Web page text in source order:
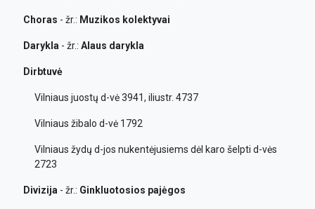
Choras - žr.: Muzikos kolektyvai
Darykla - žr.: Alaus darykla
Dirbtuvė
Vilniaus juostų d-vė 3941, iliustr. 4737
Vilniaus žibalo d-vė 1792
Vilniaus žydų d-jos nukentėjusiems dėl karo šelpti d-vės
2723
Divizija - žr.: Ginkluotosios pajėgos